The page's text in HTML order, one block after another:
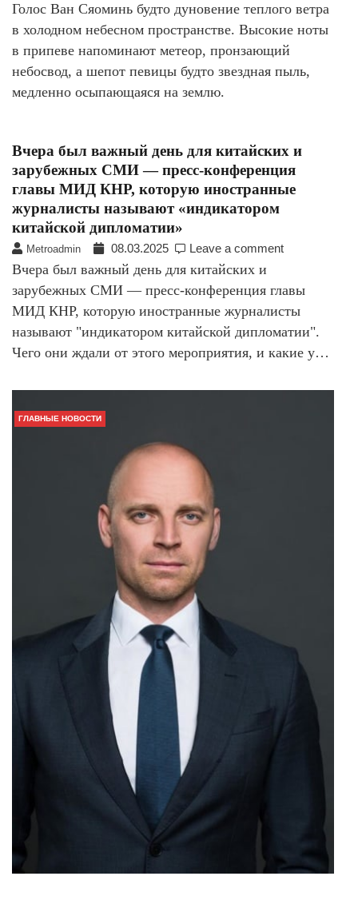
Голос Ван Сяоминь будто дуновение теплого ветра
в холодном небесном пространстве. Высокие ноты
в припеве напоминают метеор, пронзающий
небосвод, а шепот певицы будто звездная пыль,
медленно осыпающаяся на землю.
Вчера был важный день для китайских и
зарубежных СМИ — пресс-конференция
главы МИД КНР, которую иностранные
журналисты называют «индикатором
китайской дипломатии»
Metroadmin 08.03.2025 Leave a comment
Вчера был важный день для китайских и
зарубежных СМИ — пресс-конференция главы
МИД КНР, которую иностранные журналисты
называют "индикатором китайской дипломатии".
Чего они ждали от этого мероприятия, и какие у…
ГЛАВНЫЕ НОВОСТИ